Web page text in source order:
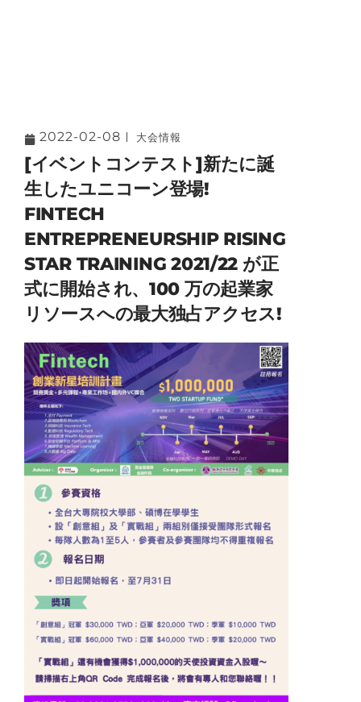
2022-02-08 大会情報
[イベントコンテスト]新たに誕
生したユニコーン登場!
FINTECH
ENTREPRENEURSHIP RISING
STAR TRAINING 2021/22 が正
式に開始され、100 万の起業家
リソースへの最大独占アクセス!